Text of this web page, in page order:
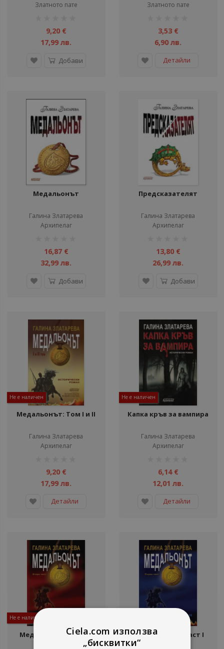
Златното пате
9,20 €
17,99 лв.
Добави
Златното пате
3,53 €
6,90 лв.
Детайли
Медальонът
Галина Златарева
Архипелаг
16,87 €
32,99 лв.
Добави
Предсказателят
Галина Златарева
Архипелаг
13,80 €
26,99 лв.
Добави
Не е наличен
Медальонът: Том I и II
Галина Златарева
Архипелаг
9,20 €
17,99 лв.
Детайли
Не е наличен
Капка кръв за вампира
Галина Златарева
Архипелаг
6,14 €
12,01 лв.
Детайли
Не е наличен
Медальонът - част II Медальонът - част I
Ciela.com използва
„бисквитки“